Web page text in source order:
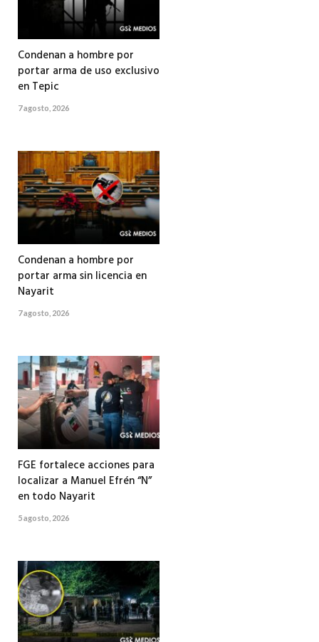
Condenan a hombre por
portar arma de uso exclusivo
en Tepic
7 agosto, 2026
Condenan a hombre por
portar arma sin licencia en
Nayarit
7 agosto, 2026
FGE fortalece acciones para
localizar a Manuel Efrén “N”
en todo Nayarit
5 agosto, 2026